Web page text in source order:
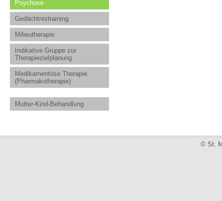
Psychose
Gedächtnistraining
Milieutherapie
Indikative Gruppe zur
Therapiezielplanung
Medikamentöse Therapie
(Pharmakotherapie)
Mutter-Kind-Behandlung
© St.